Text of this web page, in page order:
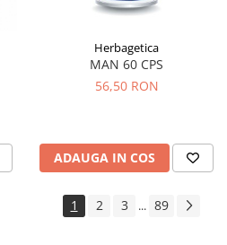
Herbagetica
MAN 60 CPS
56,50 RON
ADAUGA IN COS
1 2 3 ... 89